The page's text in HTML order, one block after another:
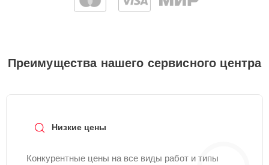
Преимущества нашего сервисного центра
Низкие цены
Конкурентные цены на все виды работ и типы